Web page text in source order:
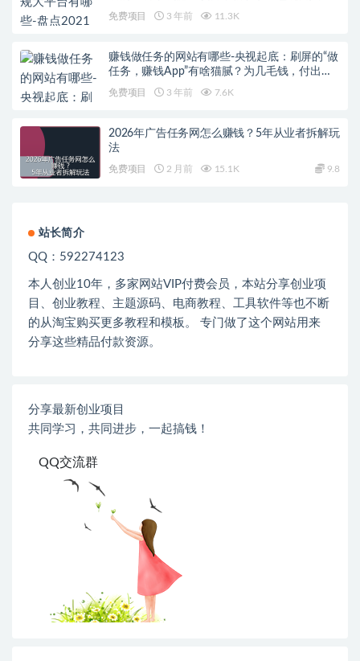
元
免费项目 3 年前 11.3K
赚钱做任务的网站有哪些-央视起底：刷屏的“做
任务，赚钱App”有啥猫腻？为几毛钱，付出太
多…
免费项目 3 年前 7.6K
2026年广告任务网怎么赚钱？5年从业者拆解玩
法
免费项目 2 月前 15.1K 9.8
站长简介
QQ：592274123
本人创业10年，多家网站VIP付费会员，本站分享创业项
目、创业教程、主题源码、电商教程、工具软件等也不断
的从淘宝购买更多教程和模板。 专门做了这个网站用来
分享这些精品付款资源。
分享最新创业项目
共同学习，共同进步，一起搞钱！
QQ交流群